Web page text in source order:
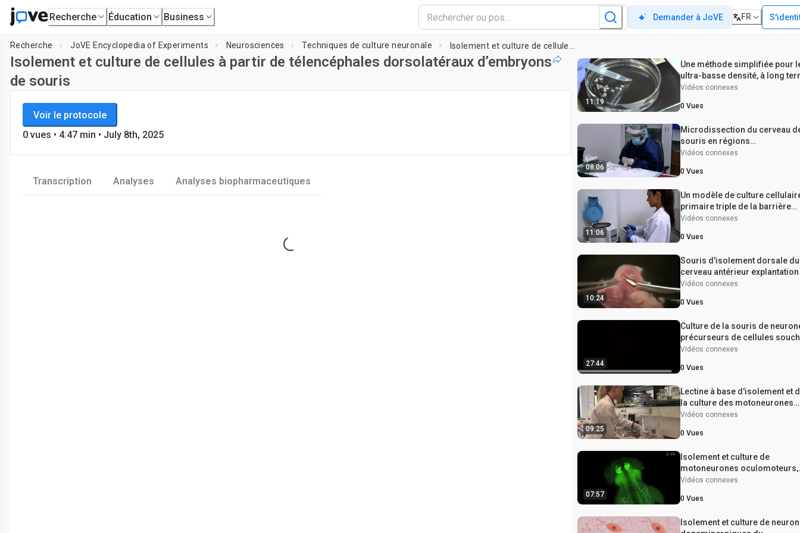
Recherche Éducation Business Demander à JoVE FR
Recherche JoVE Encyclopedia of Experiments Neurosciences Techniques de culture neuronale
Isolement et culture de cellules à partir de télencéphales dorsolatéraux d’embryons
de souris
JoVE Encyclopedia of Experiments
Neurosciences
Voir le protocole
0 vues • 4:47 min • July 8th, 2025
Transcription Analyses Analyses biopharmaceutiques
Loading...
11:19
Une méthode simplifiée pour
ultra-basse densité, à long
primaire hippocampique
Vidéos connexes
0 Vues
08:06
Microdissection du cerveau
souris en régions
fonctionnellement et
Vidéos connexes
0 Vues
11:06
Un modèle de culture
primaire triple de la barrière
hémato-encéphalique
in vitro
Vidéos connexes
0 Vues
10:24
Souris d'isolement dorsale du
cerveau antérieur explantation
Vidéos connexes
0 Vues
27:44
Culture de la souris de
précurseurs de cellules
Vidéos connexes
0 Vues
09:25
Lectine à base d'isolement et
la culture des motoneurones
embryonnaires de la souris
Vidéos connexes
0 Vues
07:57
Isolement et culture de
motoneurones oculomoteurs,
trochléaires et spinaux à partir
Vidéos connexes
0 Vues
Isolement et culture de